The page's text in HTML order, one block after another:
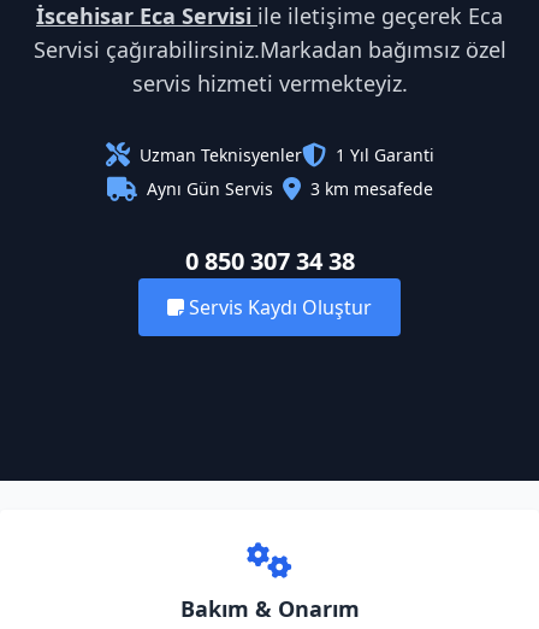
İscehisar Eca Servisi ile iletişime geçerek Eca
Servisi çağırabilirsiniz.Markadan bağımsız özel
servis hizmeti vermekteyiz.
Uzman Teknisyenler
1 Yıl Garanti
Aynı Gün Servis
3 km mesafede
0 850 307 34 38
Servis Kaydı Oluştur
Bakım & Onarım